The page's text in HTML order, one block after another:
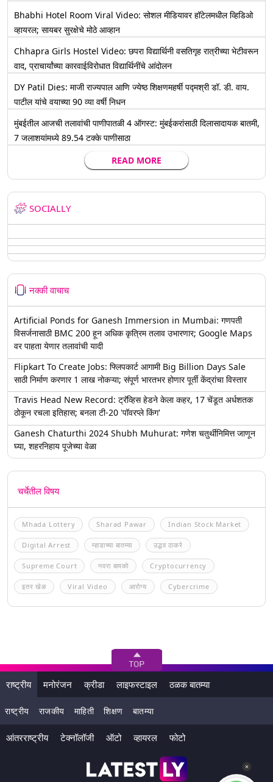
Bhabhi Hotel Room Viral Video: सोशल मीडियावर हॉटेलमधील व्हिडिओ
व्हायरल; सायबर सुरक्षेचे मोठे आव्हान
Chhapra Girls Hostel Video: छपरा विद्यार्थिनी वसतिगृह रात्रीच्या भेटीवरून
वाद, प्राचार्यांच्या कारवाईविरोधात विद्यार्थिनींचे आंदोलन
DY Patil Dies: माजी राज्यपाल आणि ज्येष्ठ शिक्षणमहर्षी पद्मश्री डॉ. डी. वाय.
पाटील यांचे वयाच्या 90 व्या वर्षी निधन
मुंबईतील आजची तलावांची पाणीपातळी 4 ऑगस्ट: मुंबईकरांसाठी दिलासादायक बातमी,
7 जलाशयांमध्ये 89.54 टक्के पाणीसाठा
READ MORE
SOCIALLY
नक्की वाचाच
Artificial Ponds for Ganesh Immersion in Mumbai: गणपती
विसर्जनासाठी BMC 200 हून अधिक कृत्रिम तलाव उभारणार; Google Maps
वर पाहता येणार तलावांची यादी
Flipkart To Create Jobs: फ्लिपकार्ट आगामी Big Billion Days Sale
साठी निर्माण करणार 1 लाख नोकऱ्या; संपूर्ण भारतभर होणार पूर्ती केंद्रांचा विस्तार
Travis Head New Record: ट्रॅव्हिस हेडने केला कहर, 17 चेंडूत अर्धशतक
ठोकून रचला इतिहास; बनला टी-20 'पॉवरप्ले किंग'
Ganesh Chaturthi 2024 Shubh Muhurat: गणेश चतुर्थीनिमित्त जाणून
घ्या, शहरनिहाय पूजेच्या वेळा
चर्चेतील विषय
Mhada Lottery Sharad Pawar Indian Stock Market
Digital Arrest म्हाडाच्या बातम्या उद्धव ठाकरे
Supreme Court नवरा बायको Cryptocurrency
इतर खेळ Viral Video आरोग्य Cybercrime
राष्ट्रीय मनोरंजन क्रीडा लाइफस्टाइल ठळक बातम्या
राष्ट्रीय राजकीय माहिती शिक्षण बातम्या
आंतरराष्ट्रीय टेक्नॉलॉजी ऑटो व्हायरल फोटो